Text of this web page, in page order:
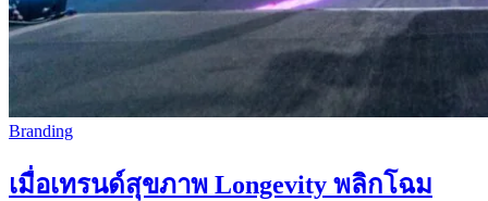
Branding
เมื่อเทรนด์สุขภาพ Longevity พลิกโฉม